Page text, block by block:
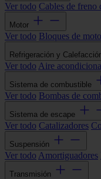
Ver todo Cables de freno
Motor
Ver todo Bloques de
Refrigeración y
Ver todo Aire
Sistema de combustible
Ver todo Bombas de
Sistema de escape
Ver todo Catalizadores
Suspensión
Ver todo Amortiguadores
Transmisión